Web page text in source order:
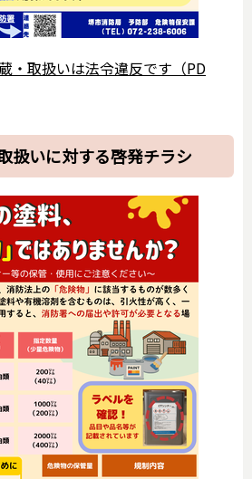
・取扱いは法令違反です（PD
扱いに対する啓発チラシ